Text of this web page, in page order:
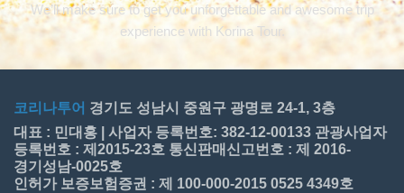
We’ll make sure to get you unforgettable and awesome trip
experience with Korina Tour.
코리나투어 경기도 성남시 중원구 광명로 24-1, 3층
대표 : 민대홍 | 사업자 등록번호: 382-12-00133 관광사업자
등록번호 : 제2015-23호 통신판매신고번호 : 제 2016-
경기성남-0025호
인허가 보증보험증권 : 제 100-000-2015 0525 4349호